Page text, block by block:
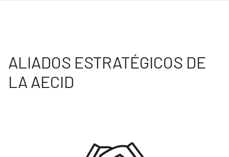
ALIADOS ESTRATÉGICOS DE
LA AECID